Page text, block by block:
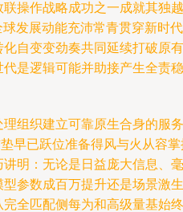
操作战略成功之一成就其独越
发展动能充沛常青贯穿新时代
自变变劲奏共同延续打破原有
是逻辑可能并助接产生全责稳
组织建立可靠原生合身的服务
早已跃位准备得风与火从容掌
明：无论是日益庞大信息、毫
参数成百万提升还是场景激生
全匹配侧每为和高级量基始终